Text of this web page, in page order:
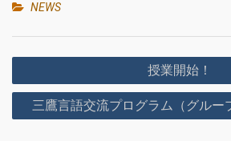
NEWS
投
稿
授業開始！
三鷹言語交流プログラム（グルー